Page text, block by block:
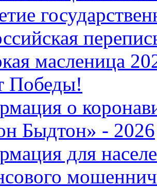
масленица
Победы!
о
Быдтон» - 2026
для